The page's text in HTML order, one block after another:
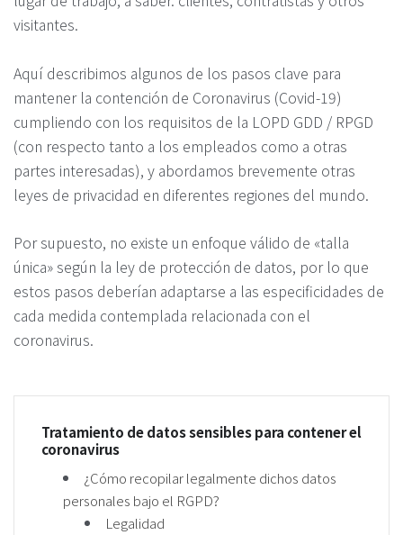
visitantes.
Aquí describimos algunos de los pasos clave para
mantener la contención de Coronavirus (Covid-19)
cumpliendo con los requisitos de la LOPD GDD / RPGD
(con respecto tanto a los empleados como a otras
partes interesadas), y abordamos brevemente otras
leyes de privacidad en diferentes regiones del mundo.
Por supuesto, no existe un enfoque válido de «talla
única» según la ley de protección de datos, por lo que
estos pasos deberían adaptarse a las especificidades de
cada medida contemplada relacionada con el
coronavirus.
Tratamiento de datos sensibles para contener el
coronavirus
¿Cómo recopilar legalmente dichos datos
personales bajo el RGPD?
Legalidad